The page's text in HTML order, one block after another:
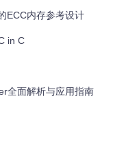
ECC内存参考设计
in C
全面解析与应用指南